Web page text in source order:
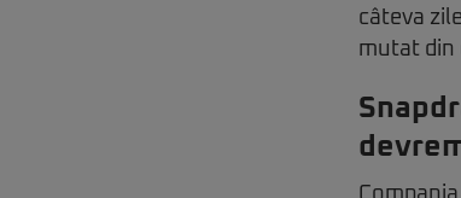
câteva
mutat din